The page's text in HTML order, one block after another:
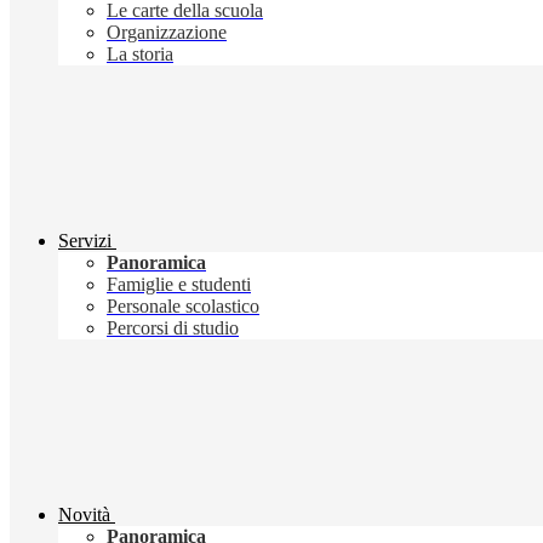
Le carte della scuola
Organizzazione
La storia
Servizi
Panoramica
Famiglie e studenti
Personale scolastico
Percorsi di studio
Novità
Panoramica